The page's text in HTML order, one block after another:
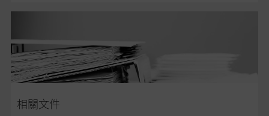
相關文件
而，麥格理集團不作陳述，亦不保證網站內容在任何用途上均完
整、可靠、準確、合時或適合，亦不為資料的準確程度、完整性
及合時性負上責任，除非這是有關適用的的法律及/或法規所規